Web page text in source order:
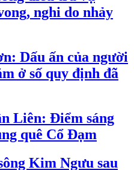
nghi do nhảy
Dấu ấn của người
ở số quy định đã
Liên: Điểm sáng
quê Cổ Đạm
Kim Ngưu sau